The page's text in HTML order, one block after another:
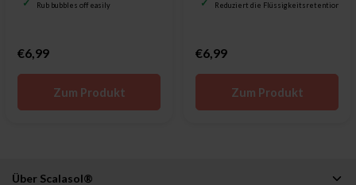
Rub bubbles off easily
€6,99
Zum Produkt
Reduziert die Flüssigkeitsretention
€6,99
Zum Produkt
Über Scalasol®